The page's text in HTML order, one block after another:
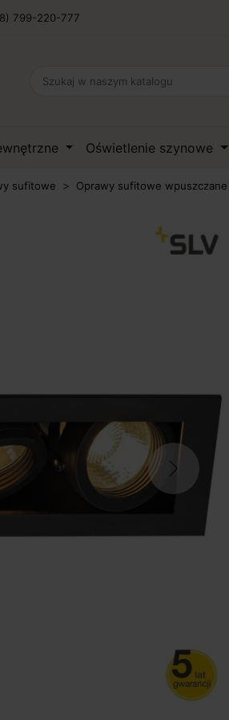
799-220-777
Oświetlenie szynowe
sufitowe Oprawy sufitowe wpuszczane
Next